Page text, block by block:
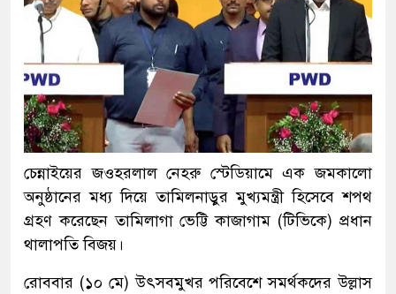
চেন্নাইয়ের জওহরলাল নেহরু স্টেডিয়ামে এক জমকালো
অনুষ্ঠানের মধ্য দিয়ে তামিলনাড়ুর মুখ্যমন্ত্রী হিসেবে শপথ
গ্রহণ করেছেন তামিলাগা ভেট্টি কাজাগাম (টিভিকে) প্রধান
থালাপতি বিজয়।
রোববার (১০ মে) উৎসবমুখর পরিবেশে সমর্থকদের উল্লাস